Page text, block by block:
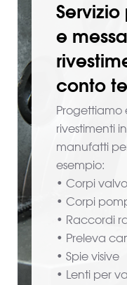
e
conto
Progettiamo
rivestimenti in
manufatti
esempio:
• Corpi
• Corpi
• Raccordi
• Preleva
• Spie visive
• Lenti per